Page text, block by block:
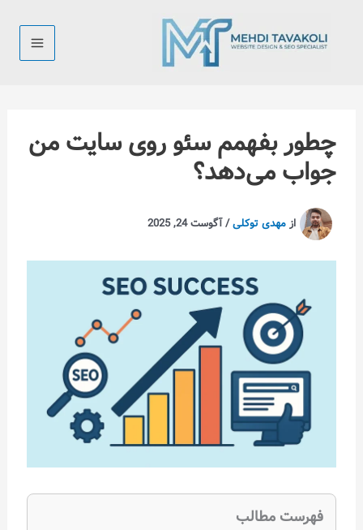
بفهمم سئو روی سایت من
می‌دهد؟
مهدی توکلی/ آگوست 24, 2025
مطالب